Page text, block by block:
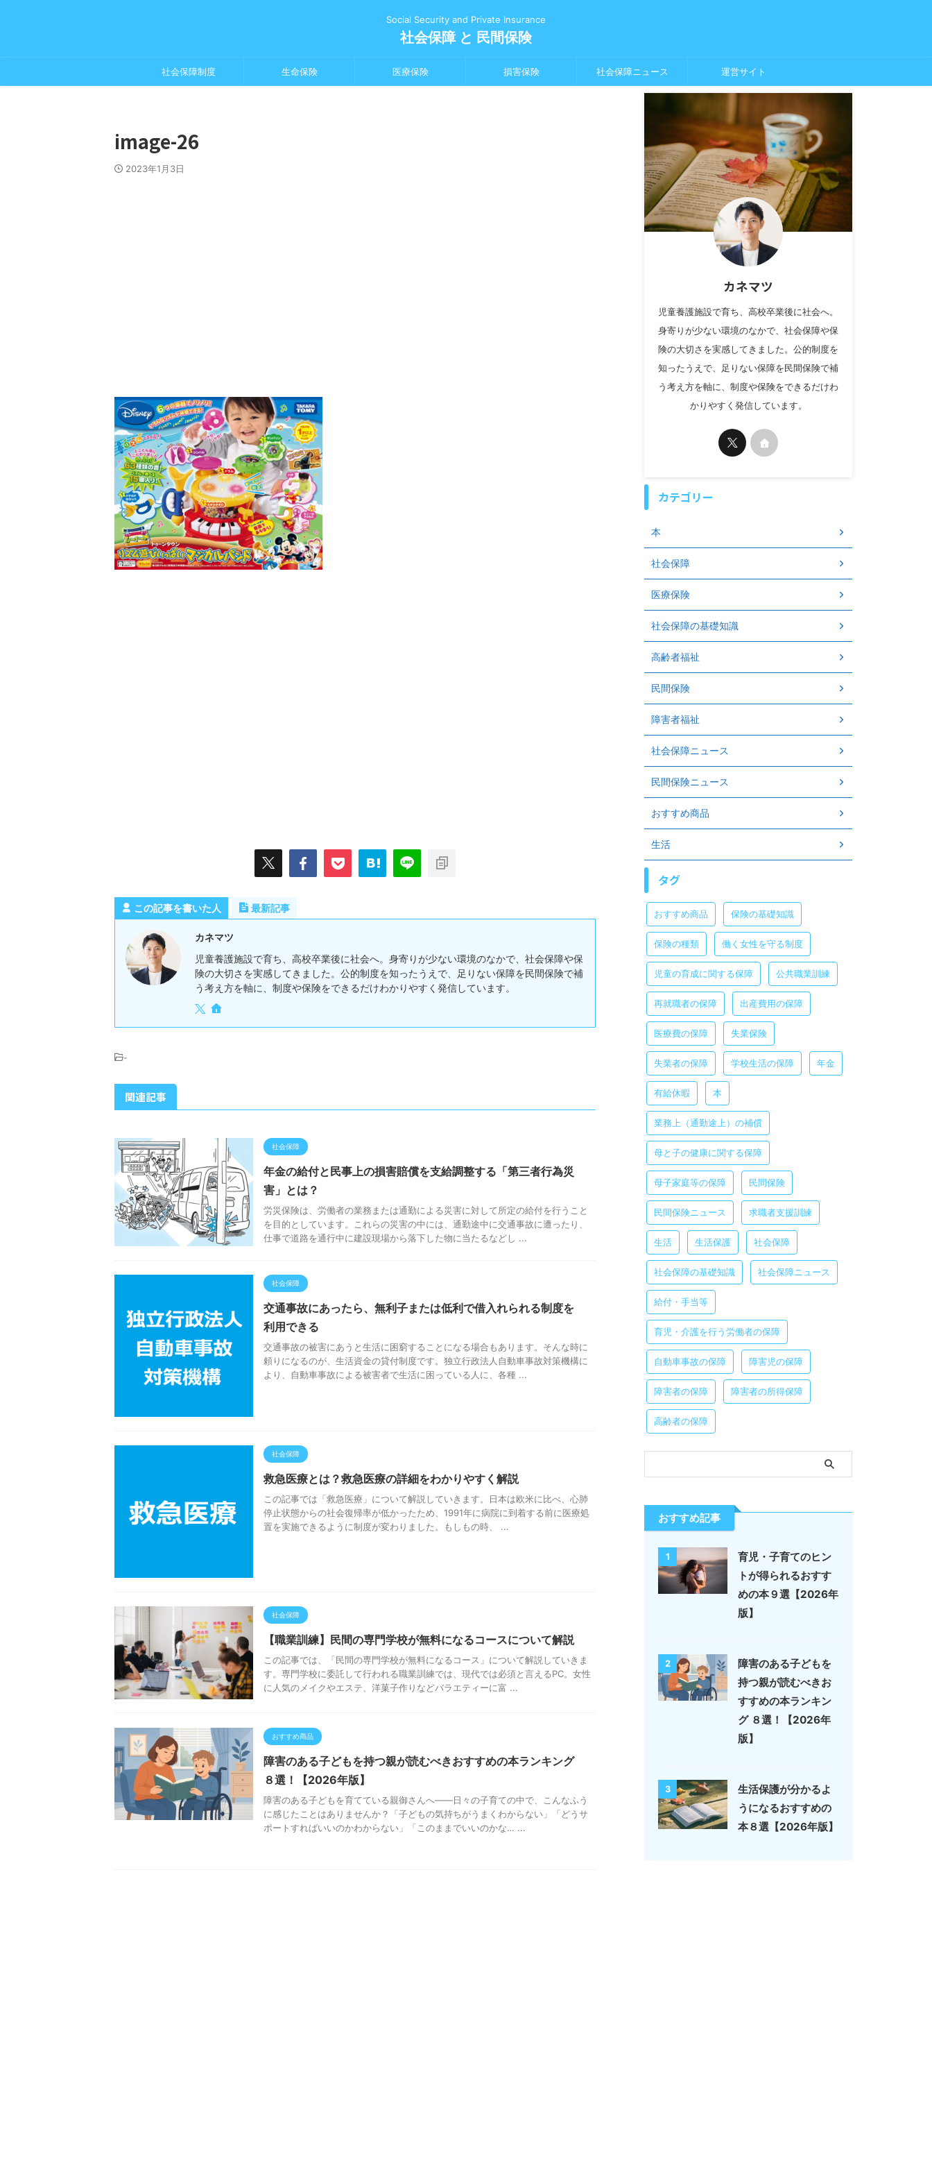
Social Security and Private Insurance
社会保障 と 民間保険
社会保障制度 生命保険 医療保険 損害保険 社会保障ニュース 運営サイト
image-26
2023年1月3日
この記事を書いた人 最新記事
カネマツ
児童養護施設で育ち、高校卒業後に社会へ。身寄りが少ない環境のなかで、社会保障や保
険の大切さを実感してきました。公的制度を知ったうえで、足りない保障を民間保険で補
う考え方を軸に、制度や保険をできるだけわかりやすく発信しています。
-
関連記事
社会保障
年金の給付と民事上の損害賠償を支給調整する「第三者行為災
害」とは？
労災保険は、労働者の業務または通勤による災害に対して所定の給付を行うこと
を目的としています。これらの災害の中には、通勤途中に交通事故に遭ったり、
仕事で道路を通行中に建設現場から落下した物に当たるなどし ...
社会保障
交通事故にあったら、無利子または低利で借入れられる制度を
利用できる
交通事故の被害にあうと生活に困窮することになる場合もあります。そんな時に
頼りになるのが、生活資金の貸付制度です。独立行政法人自動車事故対策機構に
より、自動車事故による被害者で生活に困っている人に、各種 ...
社会保障
救急医療とは？救急医療の詳細をわかりやすく解説
この記事では「救急医療」について解説していきます。日本は欧米に比べ、心肺
停止状態からの社会復帰率が低かったため、1991年に病院に到着する前に医療処
置を実施できるように制度が変わりました。もしもの時、 ...
社会保障
【職業訓練】民間の専門学校が無料になるコースについて解説
この記事では、「民間の専門学校が無料になるコース」について解説していきま
す。専門学校に委託して行われる職業訓練では、現代では必須と言えるPC。女性
に人気のメイクやエステ、洋菓子作りなどバラエティーに富 ...
おすすめ商品
障害のある子どもを持つ親が読むべきおすすめの本ランキング
８選！【2026年版】
障害のある子どもを育てている親御さんへ——日々の子育ての中で、こんなふう
に感じたことはありませんか？「子どもの気持ちがうまくわからない」「どうサ
ポートすればいいのかわからない」「このままでいいのかな… ...
カネマツ
児童養護施設で育ち、高校卒業後に社会へ。
身寄りが少ない環境のなかで、社会保障や保
険の大切さを実感してきました。公的制度を
知ったうえで、足りない保障を民間保険で補
う考え方を軸に、制度や保険をできるだけわ
かりやすく発信しています。
カテゴリー
本
社会保障
医療保険
社会保障の基礎知識
高齢者福祉
民間保険
障害者福祉
社会保障ニュース
民間保険ニュース
おすすめ商品
生活
タグ
おすすめ商品 保険の基礎知識
保険の種類 働く女性を守る制度
児童の育成に関する保障 公共職業訓練
再就職者の保障 出産費用の保障
医療費の保障 失業保険
失業者の保障 学校生活の保障 年金
有給休暇 本
業務上（通勤途上）の補償
母と子の健康に関する保障
母子家庭等の保障 民間保険
民間保険ニュース 求職者支援訓練
生活 生活保護 社会保障
社会保障の基礎知識 社会保障ニュース
給付・手当等
育児・介護を行う労働者の保障
自動車事故の保障 障害児の保障
障害者の保障 障害者の所得保障
高齢者の保障
おすすめ記事
1
育児・子育てのヒン
トが得られるおすす
めの本９選【2026年
版】
2
障害のある子どもを
持つ親が読むべきお
すすめの本ランキン
グ ８選！【2026年
版】
3
生活保護が分かるよ
うになるおすすめの
本８選【2026年版】